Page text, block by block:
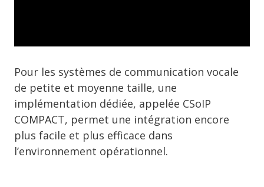
Pour les systèmes de communication vocale
de petite et moyenne taille, une
implémentation dédiée, appelée CSoIP
COMPACT, permet une intégration encore
plus facile et plus efficace dans
l’environnement opérationnel.